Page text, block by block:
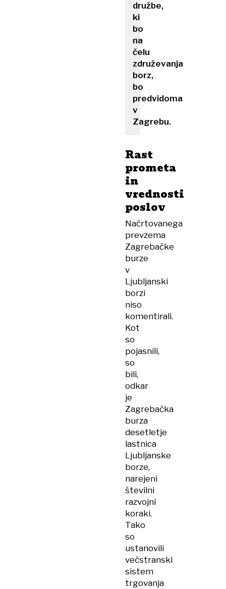
družbe,
ki
bo
na
čelu
združevanja
borz,
bo
predvidoma
v
Zagrebu.
Rast
prometa
in
vrednosti
poslov
Načrtovanega
prevzema
Zagrebačke
burze
v
Ljubljanski
borzi
niso
komentirali.
Kot
so
pojasnili,
so
bili,
odkar
je
Zagrebačka
burza
desetletje
lastnica
Ljubljanske
borze,
narejeni
številni
razvojni
koraki.
Tako
so
ustanovili
večstranski
sistem
trgovanja